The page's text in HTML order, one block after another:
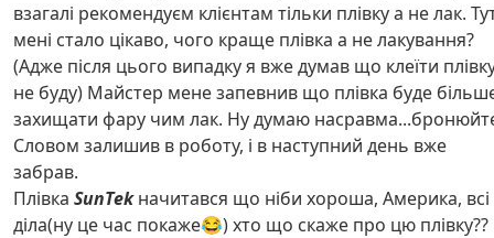
взагалі рекомендуєм клієнтам тільки плівку а не лак.
мені стало цікаво, чого краще плівка а не лакування?
(Адже після цього випадку я вже думав що клеїти
не буду) Майстер мене запевнив що плівка буде
захищати фару чим лак. Ну думаю
Словом залишив в роботу, і в наступний день вже
забрав.
Плівка SunTekначитався що ніби хороша, Америка, всі
діла(ну це час покаже😂) хто що скаже про цю плівку??